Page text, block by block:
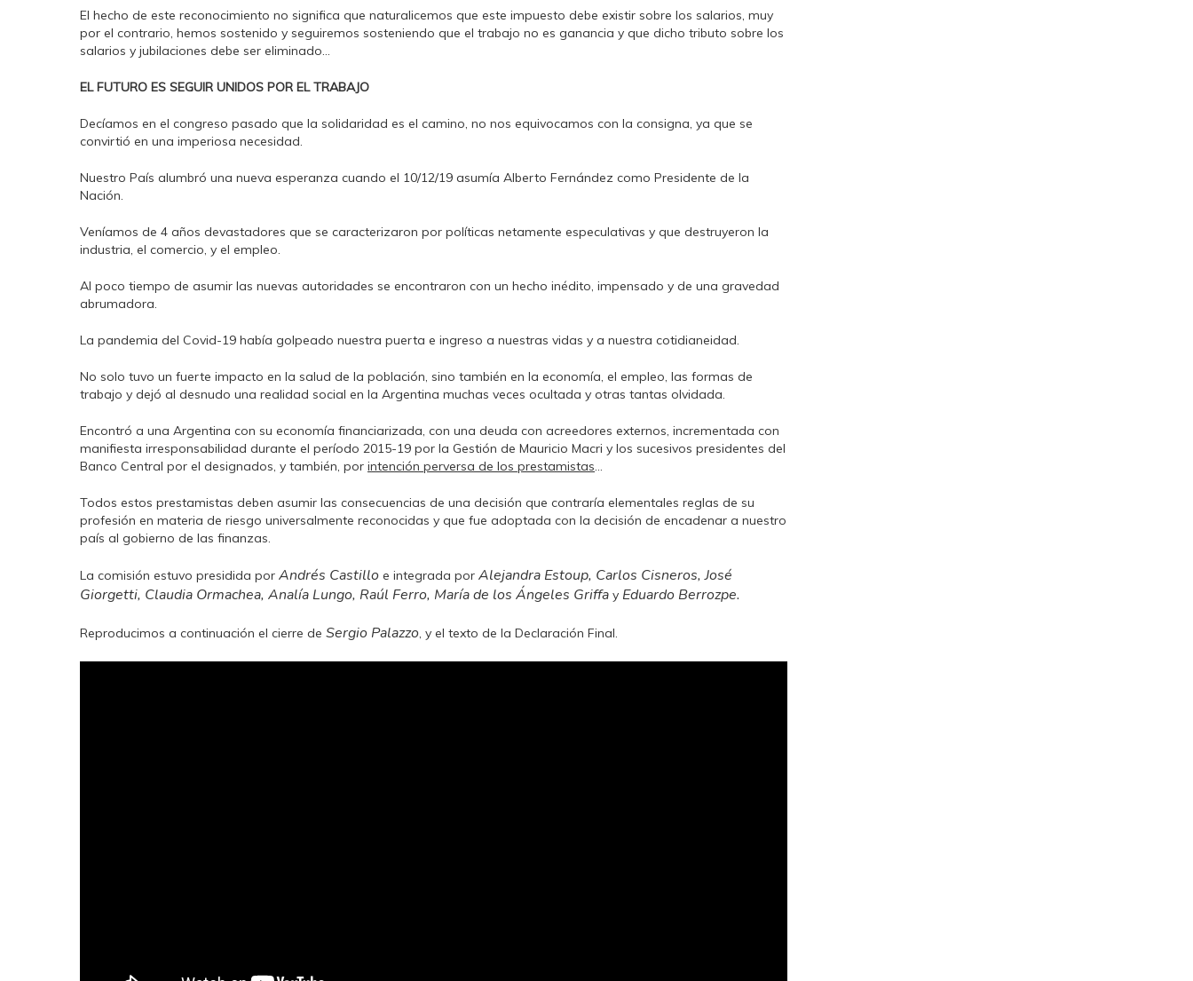
El hecho de este reconocimiento no significa que naturalicemos que este impuesto debe existir sobre los salarios, muy
por el contrario, hemos sostenido y seguiremos sosteniendo que el trabajo no es ganancia y que dicho tributo sobre los
salarios y jubilaciones debe ser eliminado…
EL FUTURO ES SEGUIR UNIDOS POR EL TRABAJO
Decíamos en el congreso pasado que la solidaridad es el camino, no nos equivocamos con la consigna, ya que se
convirtió en una imperiosa necesidad.
Nuestro País alumbró una nueva esperanza cuando el 10/12/19 asumía Alberto Fernández como Presidente de la
Nación.
Veníamos de 4 años devastadores que se caracterizaron por políticas netamente especulativas y que destruyeron la
industria, el comercio, y el empleo.
Al poco tiempo de asumir las nuevas autoridades se encontraron con un hecho inédito, impensado y de una gravedad
abrumadora.
La pandemia del Covid-19 había golpeado nuestra puerta e ingreso a nuestras vidas y a nuestra cotidianeidad.
No solo tuvo un fuerte impacto en la salud de la población, sino también en la economía, el empleo, las formas de
trabajo y dejó al desnudo una realidad social en la Argentina muchas veces ocultada y otras tantas olvidada.
Encontró a una Argentina con su economía financiarizada, con una deuda con acreedores externos, incrementada con
manifiesta irresponsabilidad durante el período 2015-19 por la Gestión de Mauricio Macri y los sucesivos presidentes del
Banco Central por el designados, y también, por intención perversa de los prestamistas…
Todos estos prestamistas deben asumir las consecuencias de una decisión que contraría elementales reglas de su
profesión en materia de riesgo universalmente reconocidas y que fue adoptada con la decisión de encadenar a nuestro
país al gobierno de las finanzas.
La comisión estuvo presidida por Andrés Castillo e integrada por Alejandra Estoup, Carlos Cisneros, José
Giorgetti, Claudia Ormachea, Analía Lungo, Raúl Ferro, María de los Ángeles Griffa y Eduardo Berrozpe.
Reproducimos a continuación el cierre de Sergio Palazzo, y el texto de la Declaración Final.